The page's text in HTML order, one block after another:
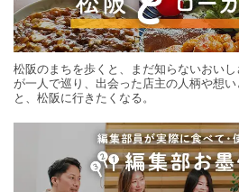
松阪のまちを歩くと、まだ知らないおい
が一人で巡り、出会った店主の人柄や想
と、松阪に行きたくなる。